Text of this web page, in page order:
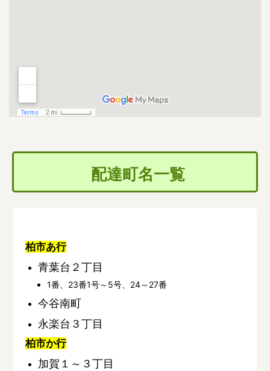
配達町名一覧
柏市あ行
青葉台２丁目
1番、23番1号～5号、24～27番
今谷南町
永楽台３丁目
柏市か行
加賀１～３丁目